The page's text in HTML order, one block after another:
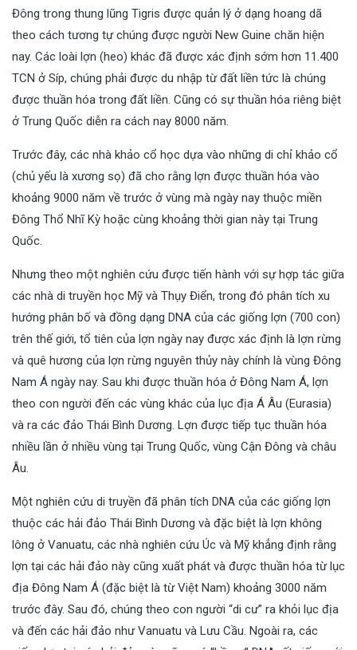
Đông trong thung lũng Tigris được quản lý ở dạng hoang dã
theo cách tương tự chúng được người New Guine chăn hiện
nay. Các loài lợn (heo) khác đã được xác định sớm hơn 11.400
TCN ở Síp, chúng phải được du nhập từ đất liền tức là chúng
được thuần hóa trong đất liền. Cũng có sự thuần hóa riêng biệt
ở Trung Quốc diễn ra cách nay 8000 năm.
Trước đây, các nhà khảo cổ học dựa vào những di chỉ khảo cổ
(chủ yếu là xương sọ) đã cho rằng lợn được thuần hóa vào
khoảng 9000 năm về trước ở vùng mà ngày nay thuộc miền
Đông Thổ Nhĩ Kỳ hoặc cùng khoảng thời gian này tại Trung
Quốc.
Nhưng theo một nghiên cứu được tiến hành với sự hợp tác giữa
các nhà di truyền học Mỹ và Thụy Điển, trong đó phân tích xu
hướng phân bố và đồng dạng DNA của các giống lợn (700 con)
trên thế giới, tổ tiên của lợn ngày nay được xác định là lợn rừng
và quê hương của lợn rừng nguyên thủy này chính là vùng Đông
Nam Á ngày nay. Sau khi được thuần hóa ở Đông Nam Á, lợn
theo con người đến các vùng khác của lục địa Á Âu (Eurasia)
và ra các đảo Thái Bình Dương. Lợn được tiếp tục thuần hóa
nhiều lần ở nhiều vùng tại Trung Quốc, vùng Cận Đông và châu
Âu.
Một nghiên cứu di truyền đã phân tích DNA của các giống lợn
thuộc các hải đảo Thái Bình Dương và đặc biệt là lợn không
lông ở Vanuatu, các nhà nghiên cứu Úc và Mỹ khẳng định rằng
lợn tại các hải đảo này cũng xuất phát và được thuần hóa từ lục
địa Đông Nam Á (đặc biệt là từ Việt Nam) khoảng 3000 năm
trước đây. Sau đó, chúng theo con người “di cư” ra khỏi lục địa
và đến các hải đảo như Vanuatu và Lưu Cầu. Ngoài ra, các